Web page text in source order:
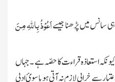
ہی سانس میں پڑھنا جیسےاَعُوْذُ بِاللّٰہِ مِنَ
استعاذہ قراء ت کا حصّہ ہے ۔ جہاں
سے خرابی لازم نہ آتی ہو یا سوئِ ادبی